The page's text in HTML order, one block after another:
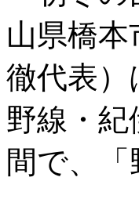
山県橋
徹代表）
野線・
間で、